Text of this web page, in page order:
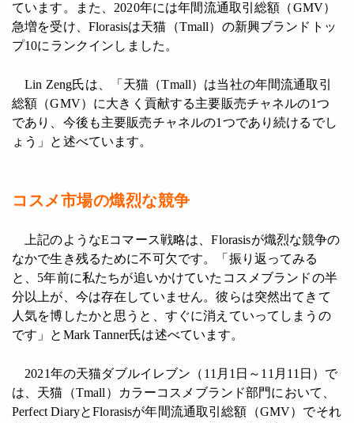
ています。また、2020年には年間流通取引総額（GMV）
急増を受け、Florasisは天猫（Tmall）の新興ブランドトッ
プ10にランクインしました。
Lin Zeng氏は、「天猫（Tmall）は当社の年間流通取引
総額（GMV）に大きく貢献する主要販売チャネルの1つ
であり、今後も主要販売チャネルの1つであり続けるでし
ょう」と述べています。
コスメ市場の熾烈な競争
上記のようなEコマース戦略は、Florasisが熾烈な競争の
なかで生き残るために不可欠です。「振り返ってみる
と、5年前に私たちが追いかけていたコスメブランドの半
分以上が、今は存在していません。彼らは突然出てきて
人気を博したかと思うと、すぐに消えていってしまうの
です」とMark Tanner氏は述べています。
2021年の天猫ダブルイレブン（11月1日～11月11日）で
は、天猫（Tmall）カラーコスメブランド部門において、
Perfect DiaryとFlorasisが年間流通取引総額（GMV）でそれ